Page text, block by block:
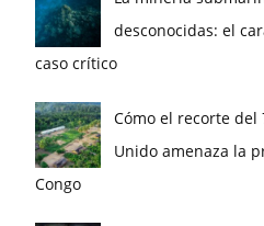
desconocidas: el
caso crítico
Cómo el recorte del
Unido amenaza la
Congo